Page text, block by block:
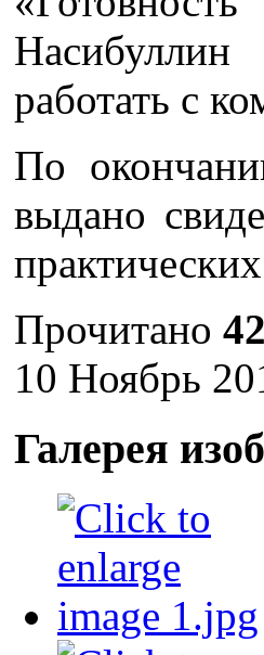
работать с
По
выдано
Прочитано
10 Ноябрь
Галерея